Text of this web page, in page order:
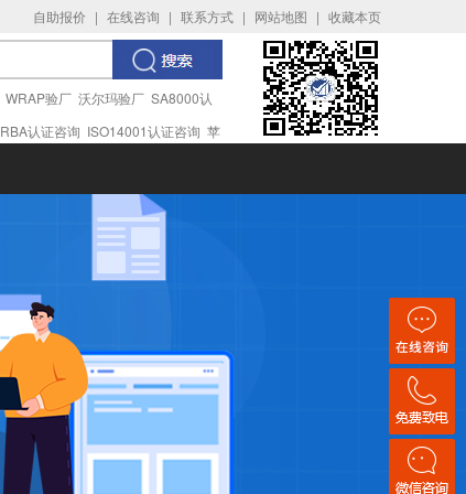
自助报价 | 在线咨询 | 联系方式 | 网站地图 | 收藏本页
WRAP验厂 沃尔玛验厂 SA8000认
RBA认证咨询 ISO14001认证咨询 苹